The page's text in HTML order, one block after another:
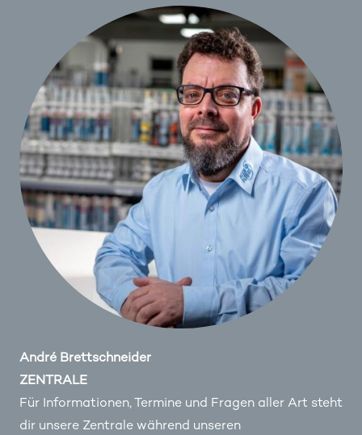
André Brettschneider
ZENTRALE
Für Informationen, Termine und Fragen aller Art steht
dir unsere Zentrale während unseren